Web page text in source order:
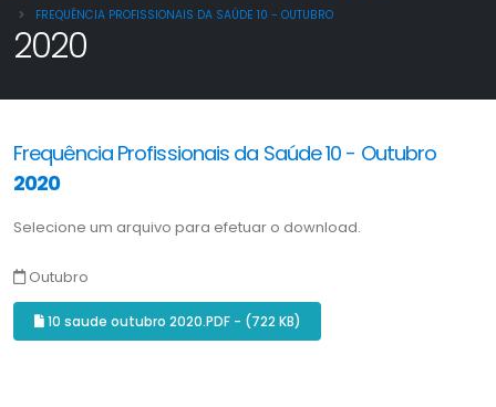
FREQUÊNCIA PROFISSIONAIS DA SAÚDE 10 - OUTUBRO
2020
Frequência Profissionais da Saúde 10 - Outubro
2020
Selecione um arquivo para efetuar o download.
Outubro
10 saude outubro 2020.PDF - (722 KB)